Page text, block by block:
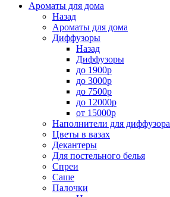
Ароматы для дома
Назад
Ароматы для дома
Диффузоры
Назад
Диффузоры
до 1900р
до 3000р
до 7500р
до 12000р
от 15000р
Наполнители для диффузора
Цветы в вазах
Декантеры
Для постельного белья
Спреи
Саше
Палочки